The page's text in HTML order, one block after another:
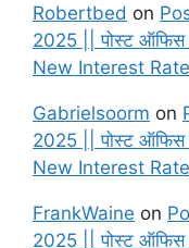
Robertbed on
2025 || पोस्ट ऑफिस
New Interest Rate
Gabrielsoorm on
2025 || पोस्ट ऑफिस
New Interest Rate
FrankWaine on
2025 || पोस्ट ऑफिस